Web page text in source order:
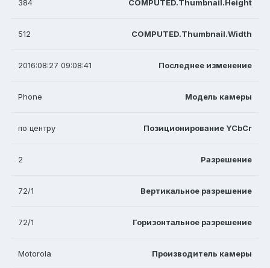
COMPUTED.Thumbnail.Height
384
COMPUTED.Thumbnail.Width
512
Последнее изменение
2016:08:27 09:08:41
Модель камеры
Phone
Позиционирование YCbCr
по центру
Разрешение
2
Вертикальное разрешение
72/1
Горизонтальное разрешение
72/1
Производитель камеры
Motorola